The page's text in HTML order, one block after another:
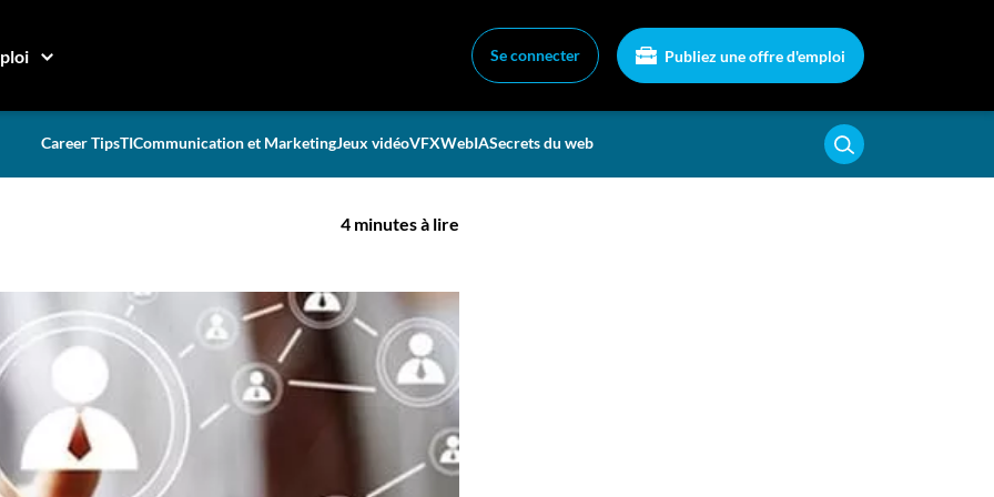
Se connecter Publiez une offre d'emploi
Career TipsTICommunication et MarketingJeux vidéoVFXWebIASecrets du web
LinkedIn
à un recruteur sur
4 minutes à lire